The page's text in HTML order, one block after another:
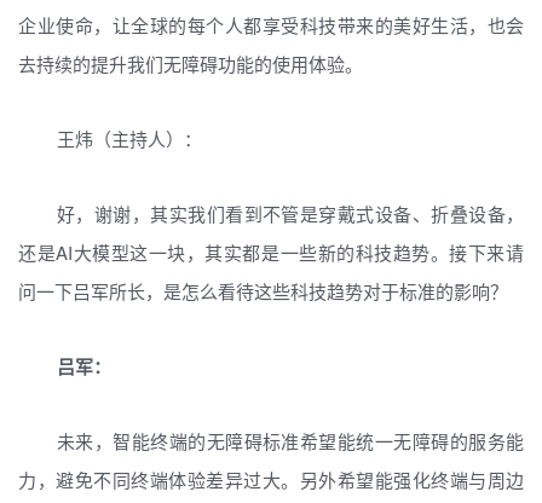
企业使命，让全球的每个人都享受科技带来的美好生活，也会
去持续的提升我们无障碍功能的使用体验。
王炜（主持人）：
好，谢谢，其实我们看到不管是穿戴式设备、折叠设备，
还是AI大模型这一块，其实都是一些新的科技趋势。接下来请
问一下吕军所长，是怎么看待这些科技趋势对于标准的影响？
吕军：
未来，智能终端的无障碍标准希望能统一无障碍的服务能
力，避免不同终端体验差异过大。另外希望能强化终端与周边